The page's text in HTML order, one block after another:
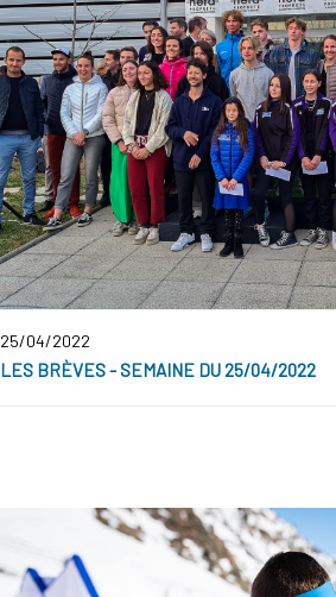
25/04/2022
LES BRÈVES - SEMAINE DU 25/04/2022